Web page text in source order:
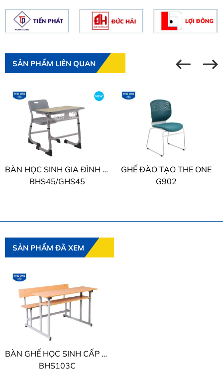
SẢN PHẨM LIÊN QUAN
BÀN HỌC SINH GIA ĐÌNH THE ONE
BHS45/GHS45
GHẾ ĐÀO TẠO THE ONE
G902
SẢN PHẨM ĐÃ XEM
BÀN GHẾ HỌC SINH CẤP 1 - 2 THE ONE
BHS103C